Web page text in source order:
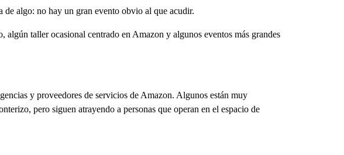
de algo: no hay un gran evento obvio al que acudir.
taller ocasional centrado en Amazon y algunos eventos más grandes
y proveedores de servicios de Amazon. Algunos están muy
pero siguen atrayendo a personas que operan en el espacio de